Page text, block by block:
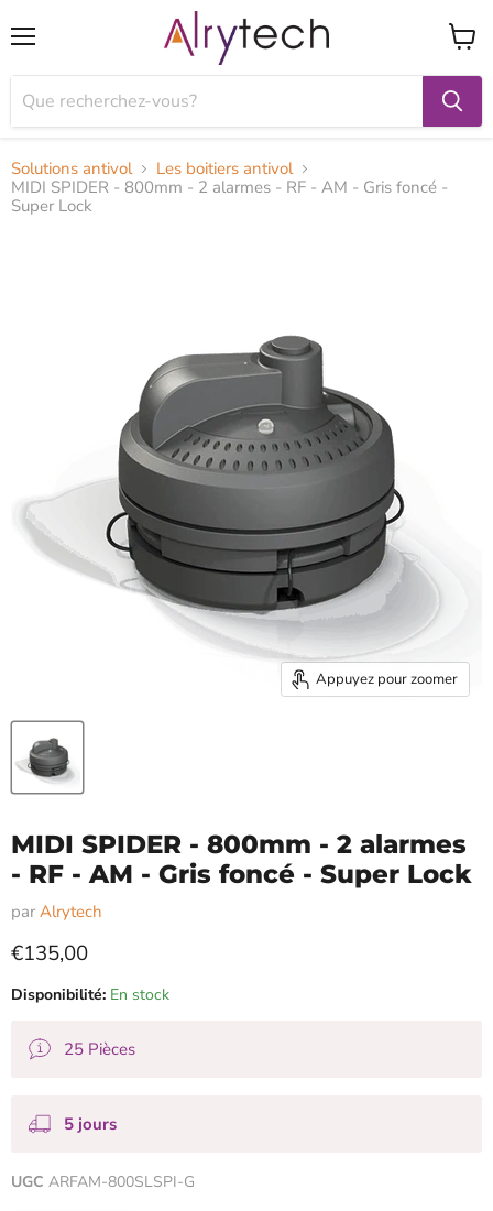
Voir
le
panier
Solutions antivol
Les boitiers antivol
MIDI SPIDER - 800mm - 2 alarmes - RF - AM - Gris foncé -
Super Lock
Appuyez pour zoomer
MIDI SPIDER - 800mm - 2 alarmes
- RF - AM - Gris foncé - Super Lock
par Alrytech
Prix actuel
€135,00
Disponibilité: En stock
25 Pièces
5 jours
UGC ARFAM-800SLSPI-G